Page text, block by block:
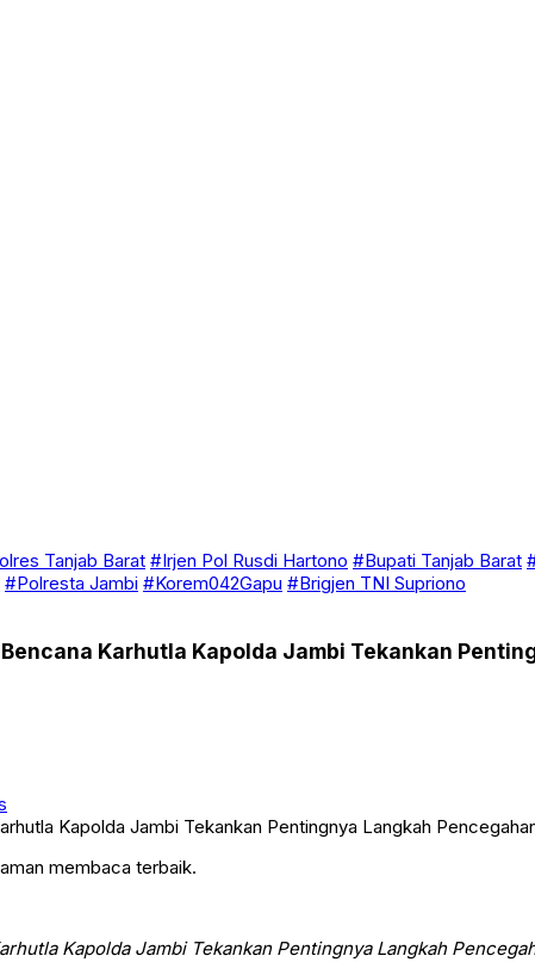
Tanjab Barat #Irjen Pol Rusdi Hartono #Bupati Tanjab Barat
#Polresta Jambi #Korem042Gapu #Brigjen TNI Supriono
Karhutla Kapolda Jambi Tekankan
membaca terbaik.
Kapolda Jambi Tekankan Pentingnya Langkah